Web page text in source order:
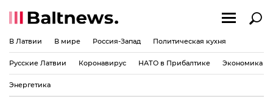
В Латвии В мире Россия-Запад Политическая кухня
Русские Латвии Коронавирус НАТО в Прибалтике Экономика
Энергетика